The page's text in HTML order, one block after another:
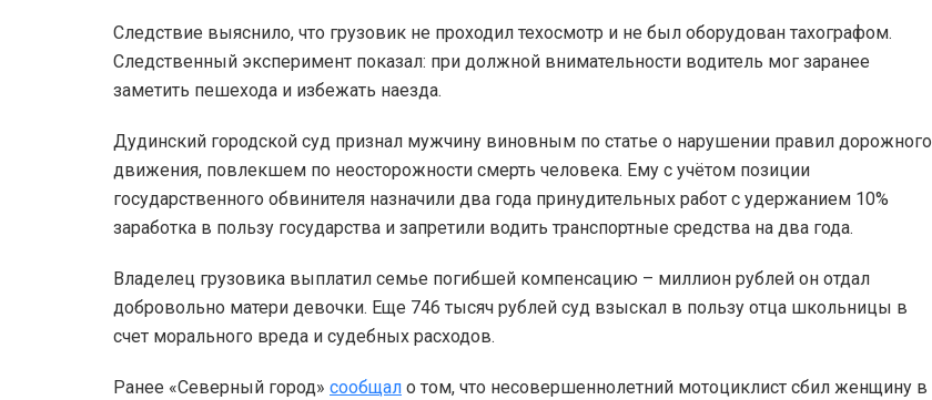
Следствие выяснило, что грузовик не проходил техосмотр и не был оборудован тахографом.
Следственный эксперимент показал: при должной внимательности водитель мог заранее
заметить пешехода и избежать наезда.
Дудинский городской суд признал мужчину виновным по статье о нарушении правил дорожного
движения, повлекшем по неосторожности смерть человека. Ему с учётом позиции
государственного обвинителя назначили два года принудительных работ с удержанием 10%
заработка в пользу государства и запретили водить транспортные средства на два года.
Владелец грузовика выплатил семье погибшей компенсацию – миллион рублей он отдал
добровольно матери девочки. Еще 746 тысяч рублей суд взыскал в пользу отца школьницы в
счет морального вреда и судебных расходов.
Ранее «Северный город» сообщал о том, что несовершеннолетний мотоциклист сбил женщину в